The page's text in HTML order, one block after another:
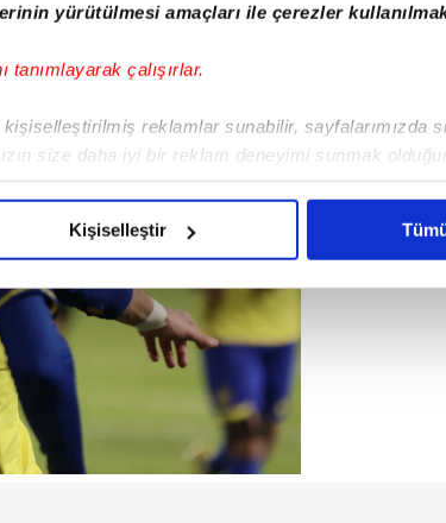
yürütülmesi amaçları ile çerezler
tanımlayarak çalışırlar.
reklamlar sunabilir, sayfalarımızda
size daha iyi bir reklam deneyimi sunmak
gösterdiğimizi ve bu noktada, reklamların
Sitemizde kendimize ve üçüncü kişilere ait
olup gerekli olan çerezler bilgi toplumu
daha işlevsel kılınması ve kişiselleştirilmesi ve
sınırlı olarak açık rızanız dahilinde
vasıtasıyla belirleyebilirsiniz. Çerezlere ilişkin
Kişiselleştir